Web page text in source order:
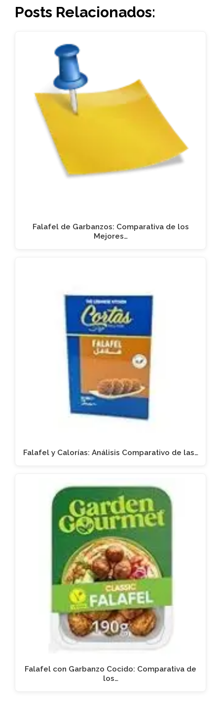
Posts Relacionados:
Falafel de Garbanzos: Comparativa de los
Mejores…
Falafel y Calorías: Análisis Comparativo de las…
Falafel con Garbanzo Cocido: Comparativa de
los…